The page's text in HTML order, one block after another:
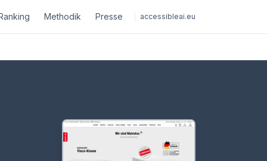
Methodik Presse accessibleai.eu